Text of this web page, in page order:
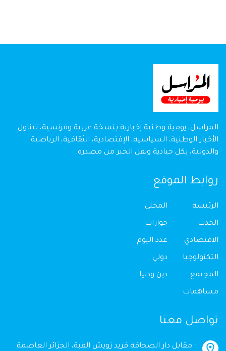
المراسل، يومية وطنية إخبارية بنسخة عربية وفرنسية، تتناول
الأخبار الوطنية، السياسية، الإقتصادية، الثقافية، الرياضية
والدولية، بكل حيادية ونقل الخبر من مصدره.
روابط الموقع
الرئيسة
الحدث
الاقتصادي
التكنولوجيا
المجتمع
مساهمات
المحلي
حوارات
عدد اليوم
دولي
دين ودنيا
تواصل معنا
مقابل دار الصحافة فريد زويش القبة، الجزائر العاصمة